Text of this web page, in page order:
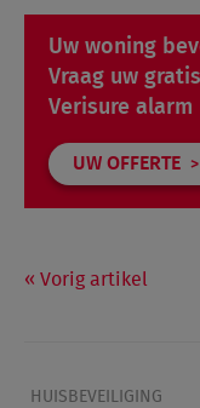
UW OFFERTE
Uw woning
Vraag uw
Verisure alarm
Vorig artikel
HUISBEVEILIGING